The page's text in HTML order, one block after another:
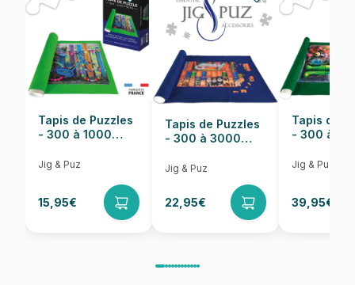
Nombre de pièces 24 pièces
Dimensions 48 x 34 cm
Tapis de Puzzles
- 300 à 1000
Jig & Puz
15,95€
Tapis de Puzzles
- 300 à 3000
Jig & Puz
22,95€
Tapis de
- 300 à
Jig & Puz
39,95€